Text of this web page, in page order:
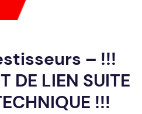
– !!!
DE LIEN SUITE
!!!